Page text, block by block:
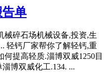
单
械碎石场机械设备,投资,生
轻钙厂家帮你了解轻钙,重
提高轻质.淄博双威1250目
博双威化工.134. ...